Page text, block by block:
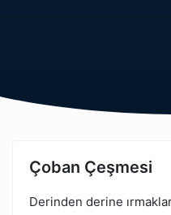
Çoban Çeşmesi
Derinden derine